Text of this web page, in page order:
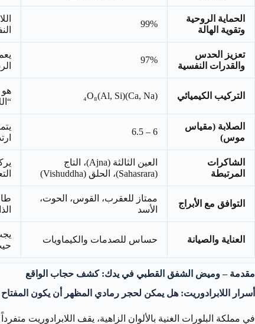
الحماية الروحية
وتقوية الهالة
99%
تعزيز الحدس
والقدرات النفسية
97%
التركيب الكيميائي (Ca, Na)(Al, Si)₄O₈
الصلابة (مقياس
موس)
6 – 6.5
الشاكرات
المرتبطة
العين الثالثة (Ajna)، التاج
(Sahasrara)، الحلق (Vishuddha)
التوافق مع الأبراج
ممتاز للعقرب، القوس، الحوت،
الأسد
العناية والصيانة حساس للصدمات والكيماويات
مقدمة – وميض الشفق القطبي في يدك: كشف حجاب الواقع
أسرار اللابرادوريت: هل يمكن لحجر رمادي المظهر أن يكون
في مملكة البلورات الغنية بالألوان الزاهية، يقف